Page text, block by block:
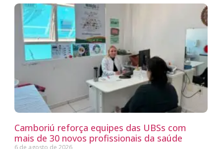
Camboriú reforça equipes das UBSs com
mais de 30 novos profissionais da saúde
6 de agosto de 2026